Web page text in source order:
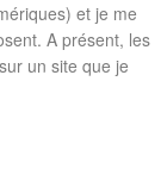
et je me
A présent, les
un site que je